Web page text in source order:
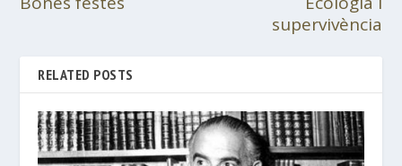
supervivència
RELATED POSTS